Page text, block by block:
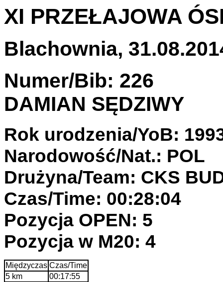
XI PRZEŁAJOWA
Blachownia,
Numer/Bib: 226
DAMIAN SĘDZIWY
Rok urodzenia/YoB:
Narodowość/Nat.: POL
Drużyna/Team: CKS
Czas/Time: 00:28:04
Pozycja OPEN: 5
Pozycja w M20: 4
Międzyczas Czas/Time
5 km
00:17:55